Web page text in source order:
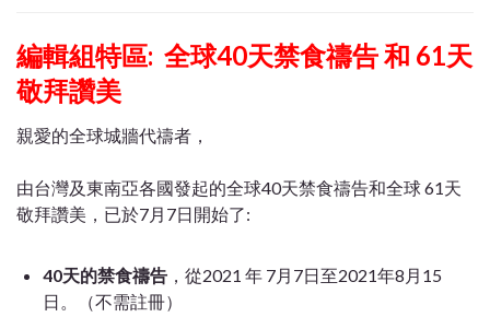
編輯組特區: 全球40天禁食禱告 和 61天
敬拜讚美
親愛的全球城牆代禱者，
由台灣及東南亞各國發起的全球40天禁食禱告和全球 61天
敬拜讚美，已於7月7日開始了:
40天的禁食禱告 ，從2021 年 7月7日至2021年8月15
日。（不需註冊）